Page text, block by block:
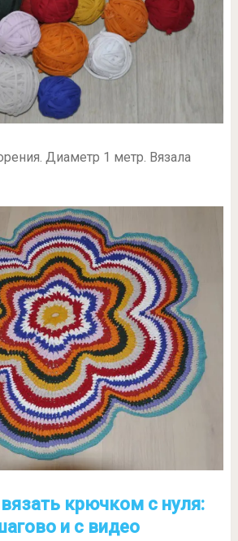
Диаметр 1 метр. Вязала
крючком с нуля:
и с видео